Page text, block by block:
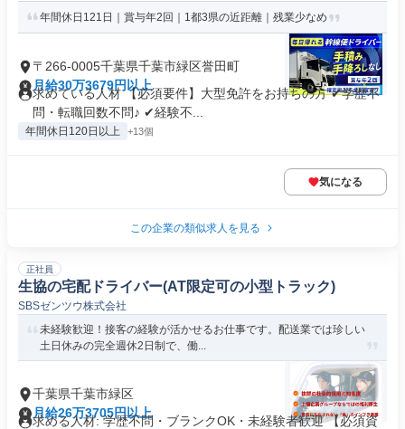
年間休日121日｜賞与年2回｜1都3県の近距離｜残業少なめ
〒266-0005千葉県千葉市緑区誉田町
月給30万3679円以上
求めている人材 【必須要件】大型免許をお持ちの方 ✔学歴不
問・転職回数不問♪ ✔経験不...
年間休日120日以上 +13個
気になる
この企業の類似求人を見る
正社員
生協の宅配ドライバー(AT限定可の小型トラック)
SBSゼンツウ株式会社
未経験歓迎！接客の経験が活かせるお仕事です。配送業では珍しい
土日休みの完全週休2日制で、働...
千葉県千葉市緑区
月給26万3705円以上
求める人材: 学歴不問・ブランクOK・未経験者歓迎 【必須資